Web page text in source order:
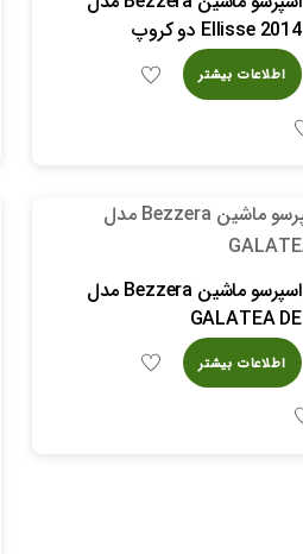
Ellisse 2014 دو کروپ
اطلاعات بیشتر
اسپرسو ماشین Bezzera مدل
GALATEA DE
اطلاعات بیشتر